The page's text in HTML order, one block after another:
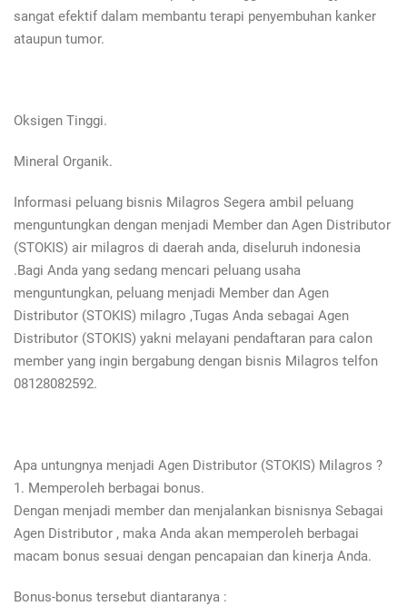
sangat efektif dalam membantu terapi penyembuhan kanker
ataupun tumor.
Oksigen Tinggi.
Mineral Organik.
Informasi peluang bisnis Milagros Segera ambil peluang
menguntungkan dengan menjadi Member dan Agen Distributor
(STOKIS) air milagros di daerah anda, diseluruh indonesia
.Bagi Anda yang sedang mencari peluang usaha
menguntungkan, peluang menjadi Member dan Agen
Distributor (STOKIS) milagro ,Tugas Anda sebagai Agen
Distributor (STOKIS) yakni melayani pendaftaran para calon
member yang ingin bergabung dengan bisnis Milagros telfon
08128082592.
Apa untungnya menjadi Agen Distributor (STOKIS) Milagros ?
1. Memperoleh berbagai bonus.
Dengan menjadi member dan menjalankan bisnisnya Sebagai
Agen Distributor , maka Anda akan memperoleh berbagai
macam bonus sesuai dengan pencapaian dan kinerja Anda.
Bonus-bonus tersebut diantaranya :